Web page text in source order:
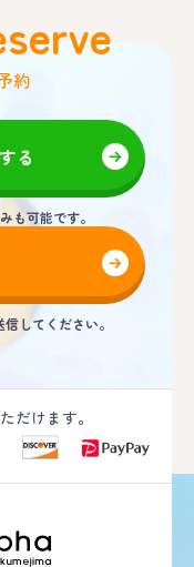
約
る
も可能です。
してください。
だけます。